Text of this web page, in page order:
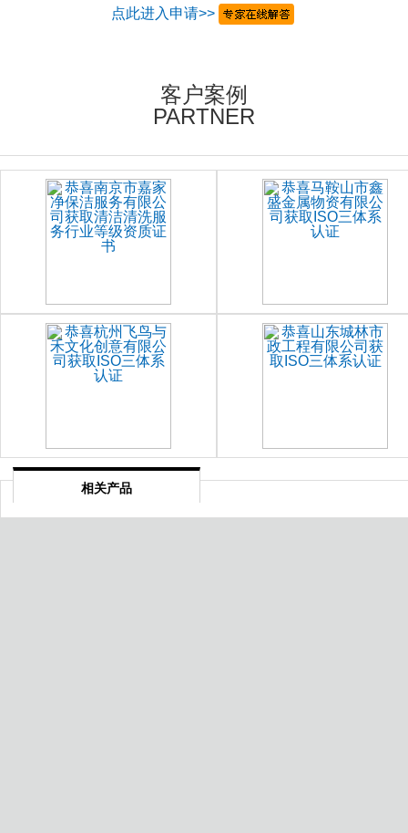
点此进入申请>>
客户案例
PARTNER
相关产品